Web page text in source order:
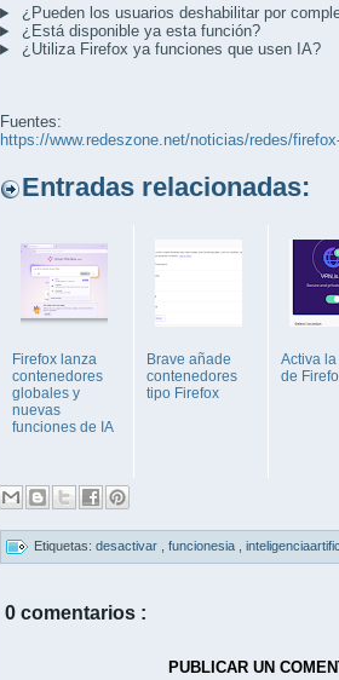
¿Pueden los usuarios deshabilitar por
¿Está disponible ya esta función?
¿Utiliza Firefox ya funciones que usen IA?
Fuentes:
https://www.redeszone.net/noticias/redes/
Entradas relacionadas:
Firefox lanza
contenedores
globales y
nuevas
funciones de IA
Brave añade
contenedores
tipo Firefox
Activa la
de
Etiquetas: desactivar funcionesia
0 comentarios :
PUBLICAR UN